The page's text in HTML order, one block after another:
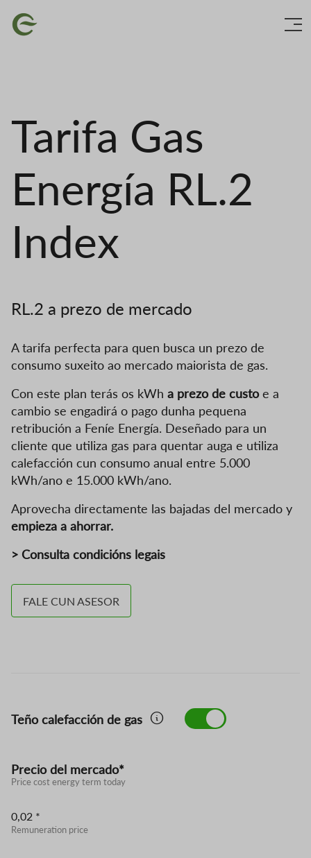
Imaxe
Tarifa Gas
Energía RL.2
Index
RL.2 a prezo de mercado
A tarifa perfecta para quen busca un prezo de
consumo suxeito ao mercado maiorista de gas.
Con este plan terás os kWh a prezo de custoe a
cambio se engadirá o pago dunha pequena
retribución a Feníe Energía. Deseñado para un
cliente que utiliza gas para quentar auga e utiliza
calefacción cun consumo anual entre 5.000
kWh/ano e 15.000 kWh/ano.
Aprovecha directamente las bajadas del mercado y
empieza a ahorrar.
> Consulta condicións legais
FALE CUN ASESOR
Teño calefacción de gas
Precio del mercado*
Price cost energy term today
0,02 *
Remuneration price